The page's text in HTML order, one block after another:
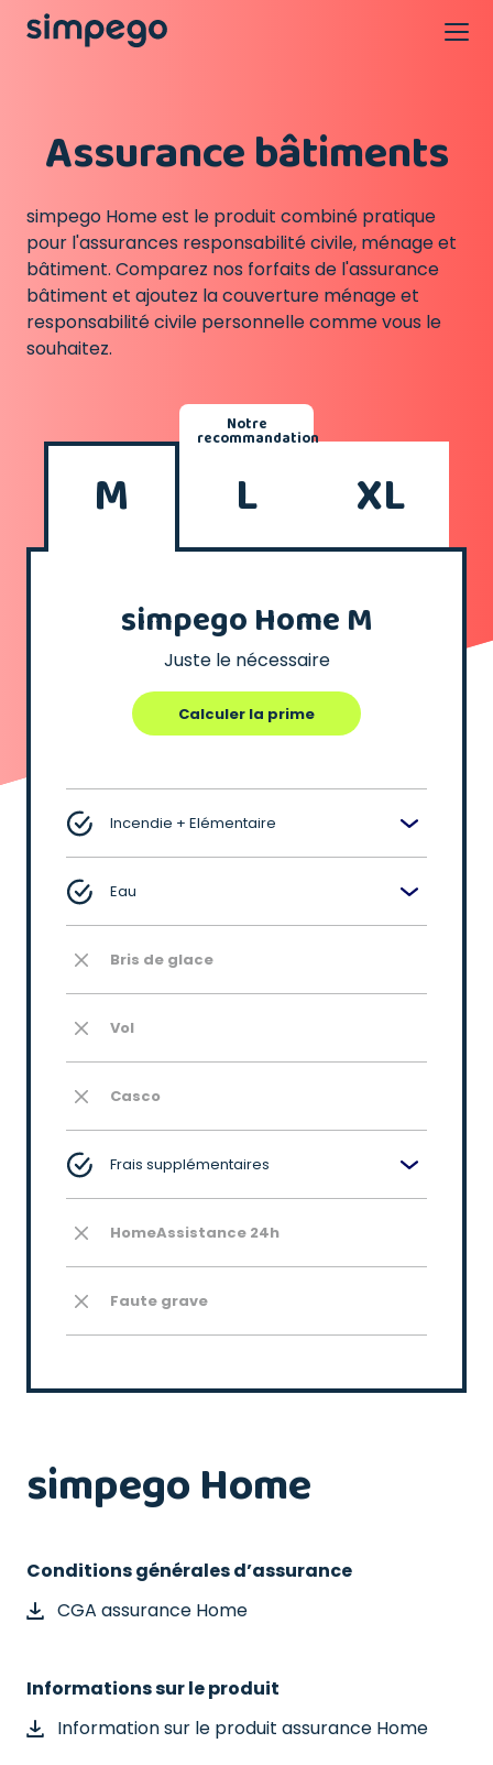
Assurance bâtiments
simpego Home est le produit combiné pratique
pour l'assurances responsabilité civile, ménage et
bâtiment. Comparez nos forfaits de l'assurance
bâtiment et ajoutez la couverture ménage et
responsabilité civile personnelle comme vous le
souhaitez.
M L
Notre
recommandation
XL
simpego Home M
Juste le nécessaire
Calculer la prime
Incendie + Elémentaire
Eau
Bris de glace
Vol
Casco
Frais supplémentaires
HomeAssistance 24h
Faute grave
simpego Home
Conditions générales d’assurance
CGA assurance Home
Informations sur le produit
Information sur le produit assurance Home